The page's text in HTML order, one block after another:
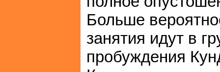
Больше
занятия идут в
пробуждения